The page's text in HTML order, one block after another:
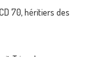
70, héritiers des